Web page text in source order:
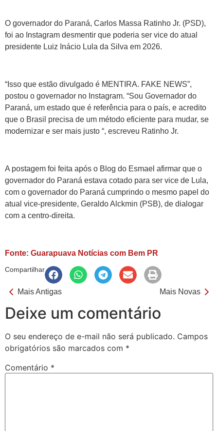
O governador do Paraná, Carlos Massa Ratinho Jr. (PSD),
foi ao Instagram desmentir que poderia ser vice do atual
presidente Luiz Inácio Lula da Silva em 2026.
“Isso que estão divulgado é MENTIRA. FAKE NEWS”,
postou o governador no Instagram. “Sou Governador do
Paraná, um estado que é referência para o país, e acredito
que o Brasil precisa de um método eficiente para mudar, se
modernizar e ser mais justo “, escreveu Ratinho Jr.
A postagem foi feita após o Blog do Esmael afirmar que o
governador do Paraná estava cotado para ser vice de Lula,
com o governador do Paraná cumprindo o mesmo papel do
atual vice-presidente, Geraldo Alckmin (PSB), de dialogar
com a centro-direita.
Fonte: Guarapuava Notícias com Bem PR
Compartilhar
Mais Antigas Mais Novas
Deixe um comentário
O seu endereço de e-mail não será publicado. Campos
obrigatórios são marcados com *
Comentário *